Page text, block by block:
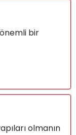
bir
olmanın